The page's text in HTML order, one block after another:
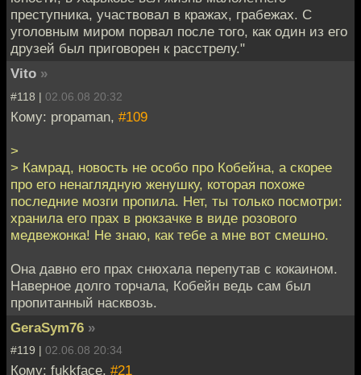
преступника, участвовал в кражах, грабежах. С
уголовным миром порвал после того, как один из его
друзей был приговорен к расстрелу."
Vito »
#118 | 02.06.08 20:32
Кому: propaman, #109
>
> Камрад, новость не особо про Кобейна, а скорее
про его ненаглядную женушку, которая похоже
последние мозги пропила. Нет, ты только посмотри:
хранила его прах в рюкзачке в виде розового
медвежонка! Не знаю, как тебе а мне вот смешно.
Она давно его прах снюхала перепутав с кокаином.
Наверное долго торчала, Кобейн ведь сам был
пропитанный насквозь.
GeraSym76 »
#119 | 02.06.08 20:34
Кому: fukkface, #21